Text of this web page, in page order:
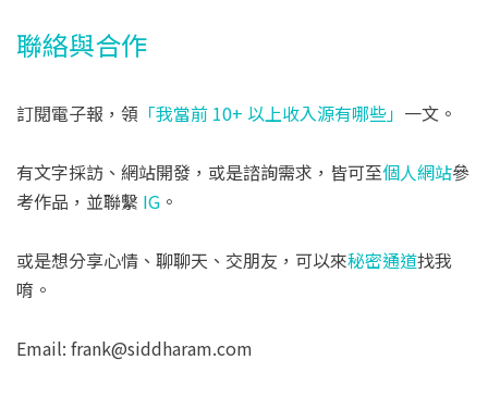
聯絡與合作
訂閱電子報，領 「我當前 10+ 以上收入源有哪些」 一文。
有文字採訪、網站開發，或是諮詢需求，皆可至個人網站參
考作品，並聯繫 IG 。
或是想分享心情、聊聊天、交朋友，可以來秘密通道找我
唷。
Email: frank@siddharam.com